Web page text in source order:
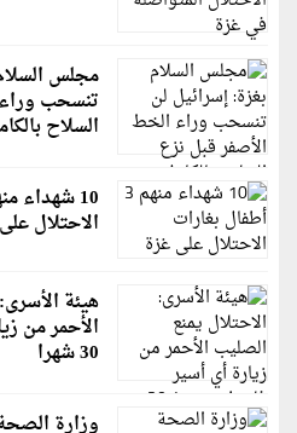
مجلس
تنسحب
السلاح
الاحتلال
هيئة
الأحمر من
30 شهرا
وزارة